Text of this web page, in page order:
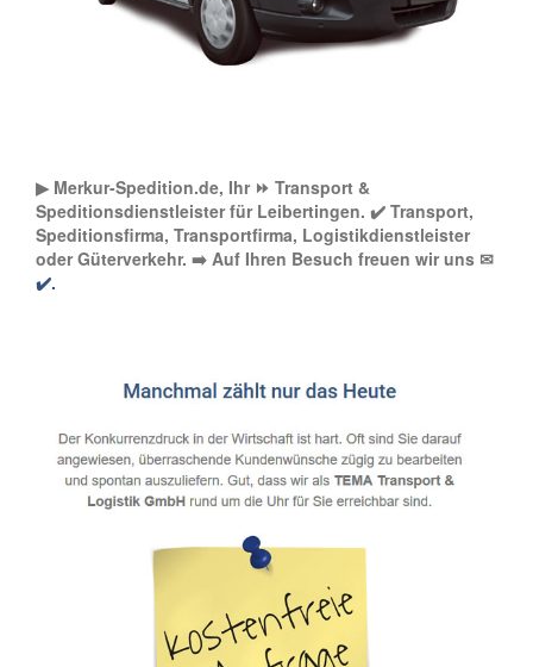
▶︎ Merkur-Spedition.de, Ihr ⏩ Transport &
Speditionsdienstleister für Leibertingen. ✔️ Transport,
Speditionsfirma, Transportfirma, Logistikdienstleister
oder Güterverkehr. ➡️ Auf Ihren Besuch freuen wir uns ✉
✔️.